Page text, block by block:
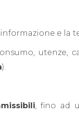
e la
utenze,
).
, fino ad